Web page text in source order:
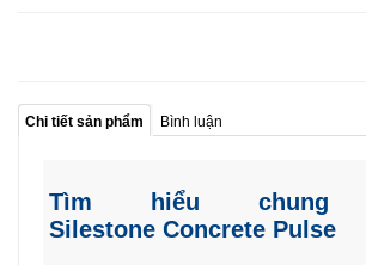
Chi tiết sản phẩm Bình luận
Tìm hiểu
Silestone Concrete Pulse